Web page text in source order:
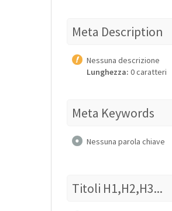
Meta Description
Nessuna descrizione
Lunghezza: 0 caratteri
Meta Keywords
Nessuna parola chiave
Titoli H1,H2,H3...